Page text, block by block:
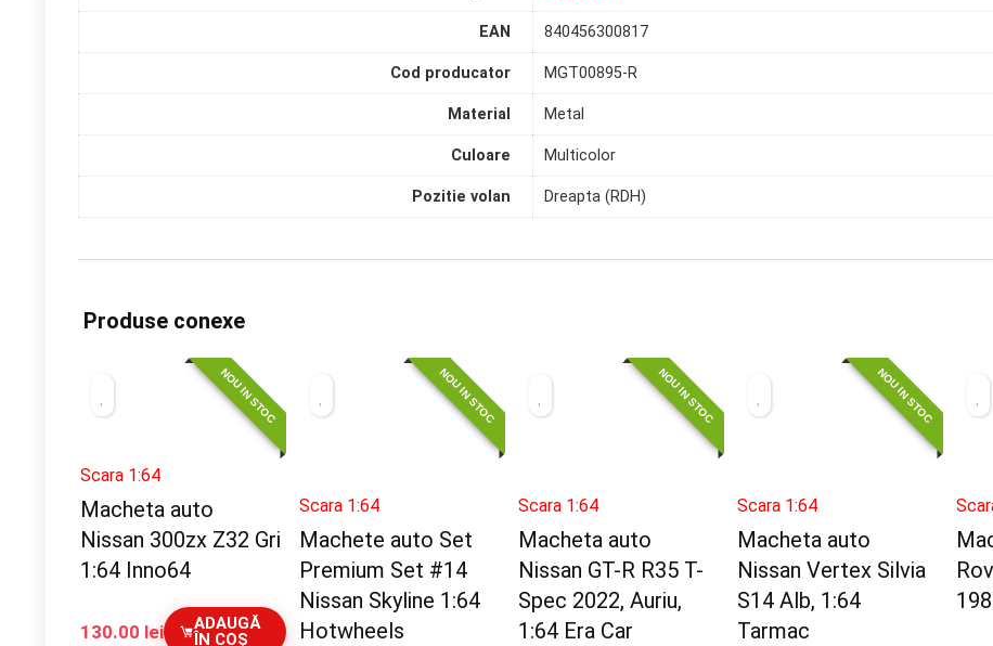
EAN 840456300817
Cod producator MGT00895-R
Material Metal
Culoare Multicolor
Pozitie volan Dreapta (RDH)
Produse conexe
NOU IN STOC
Scara 1:64
Macheta auto
Nissan 300zx Z32 Gri
1:64 Inno64
130.00 lei
ADAUGĂ
ÎN COȘ
NOU IN STOC
Scara 1:64
Machete auto Set
Premium Set #14
Nissan Skyline 1:64
Hotwheels
NOU IN STOC
Scara 1:64
Macheta auto
Nissan GT-R R35 T-
Spec 2022, Auriu,
1:64 Era Car
NOU IN STOC
Scara 1:64
Macheta auto
Nissan Vertex Silvia
S14 Alb, 1:64
Tarmac